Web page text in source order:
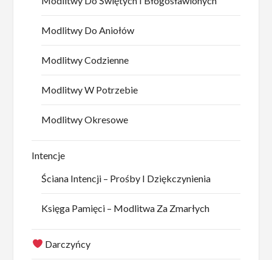
Modlitwy Do Aniołów
Modlitwy Codzienne
Modlitwy W Potrzebie
Modlitwy Okresowe
Intencje
Ściana Intencji – Prośby I Dziękczynienia
Księga Pamięci – Modlitwa Za Zmarłych
Darczyńcy